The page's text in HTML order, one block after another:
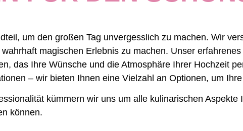
um den großen Tag unvergesslich zu machen. Wir
magischen Erlebnis zu machen. Unser
das Ihre Wünsche und die Atmosphäre Ihrer Hochzeit
– wir bieten Ihnen eine Vielzahl an Optionen, um
kümmern wir uns um alle kulinarischen
können.